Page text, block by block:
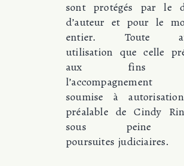
sont protégés par le
d’auteur et pour le
entier. Toute
utilisation que celle
aux fins
soumise à
préalable de Cindy
sous peine
poursuites judiciaires.